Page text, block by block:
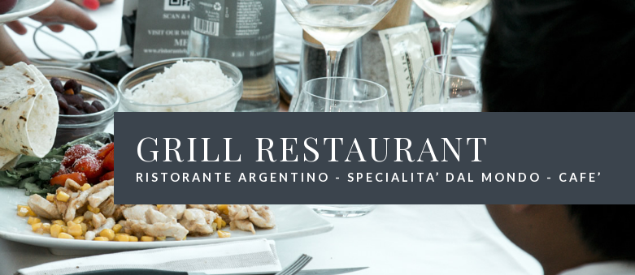
GRILL RESTAURANT
RISTORANTE ARGENTINO - SPECIALITA’ DAL MONDO - CAFE’